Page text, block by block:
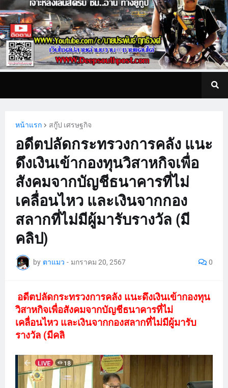
หน้าแรก สกู๊ป เศรษฐกิจ
อดีตปลัดกระทรวงการคลัง แนะ
ดึงเงินเข้ากองทุนวิสาหกิจเพื่อ
สังคมจากบัญชีธนาคารที่ไม่
เคลื่อนไหว และเงินจากกอง
สลากที่ไม่มีผู้มารับรางวัล (มี
คลิป)
by ตาแมว - มกราคม 20, 2567 0
อดีตปลัดกระทรวงการคลัง แนะดึงเงินเข้ากองทุน
วิสาหกิจเพื่อสังคมจากบัญชีธนาคารที่ไม่
เคลื่อนไหว และเงินจากกองสลากที่ไม่มีผู้มารับ
รางวัล (มีคลิ